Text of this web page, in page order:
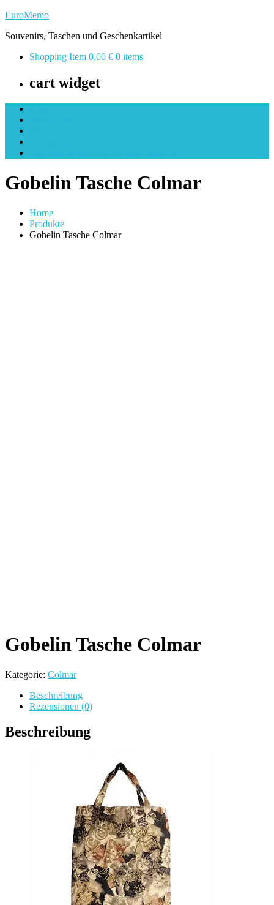
Skip
content
EuroMemo
Souvenirs, Taschen und Geschenkartikel
Shopping Item 0,00 € 0 items
cart widget
Gobelin Tasche Colmar
Home
Produkte
Gobelin Tasche Colmar
Gobelin Tasche Colmar
Kategorie: Colmar
Beschreibung
Rezensionen (0)
Beschreibung